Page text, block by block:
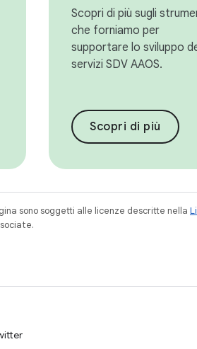
Scopri di più sugli
che forniamo per
supportare lo sviluppo
servizi SDV AAOS.
Scopri di più
sono soggetti alle licenze descritte nella